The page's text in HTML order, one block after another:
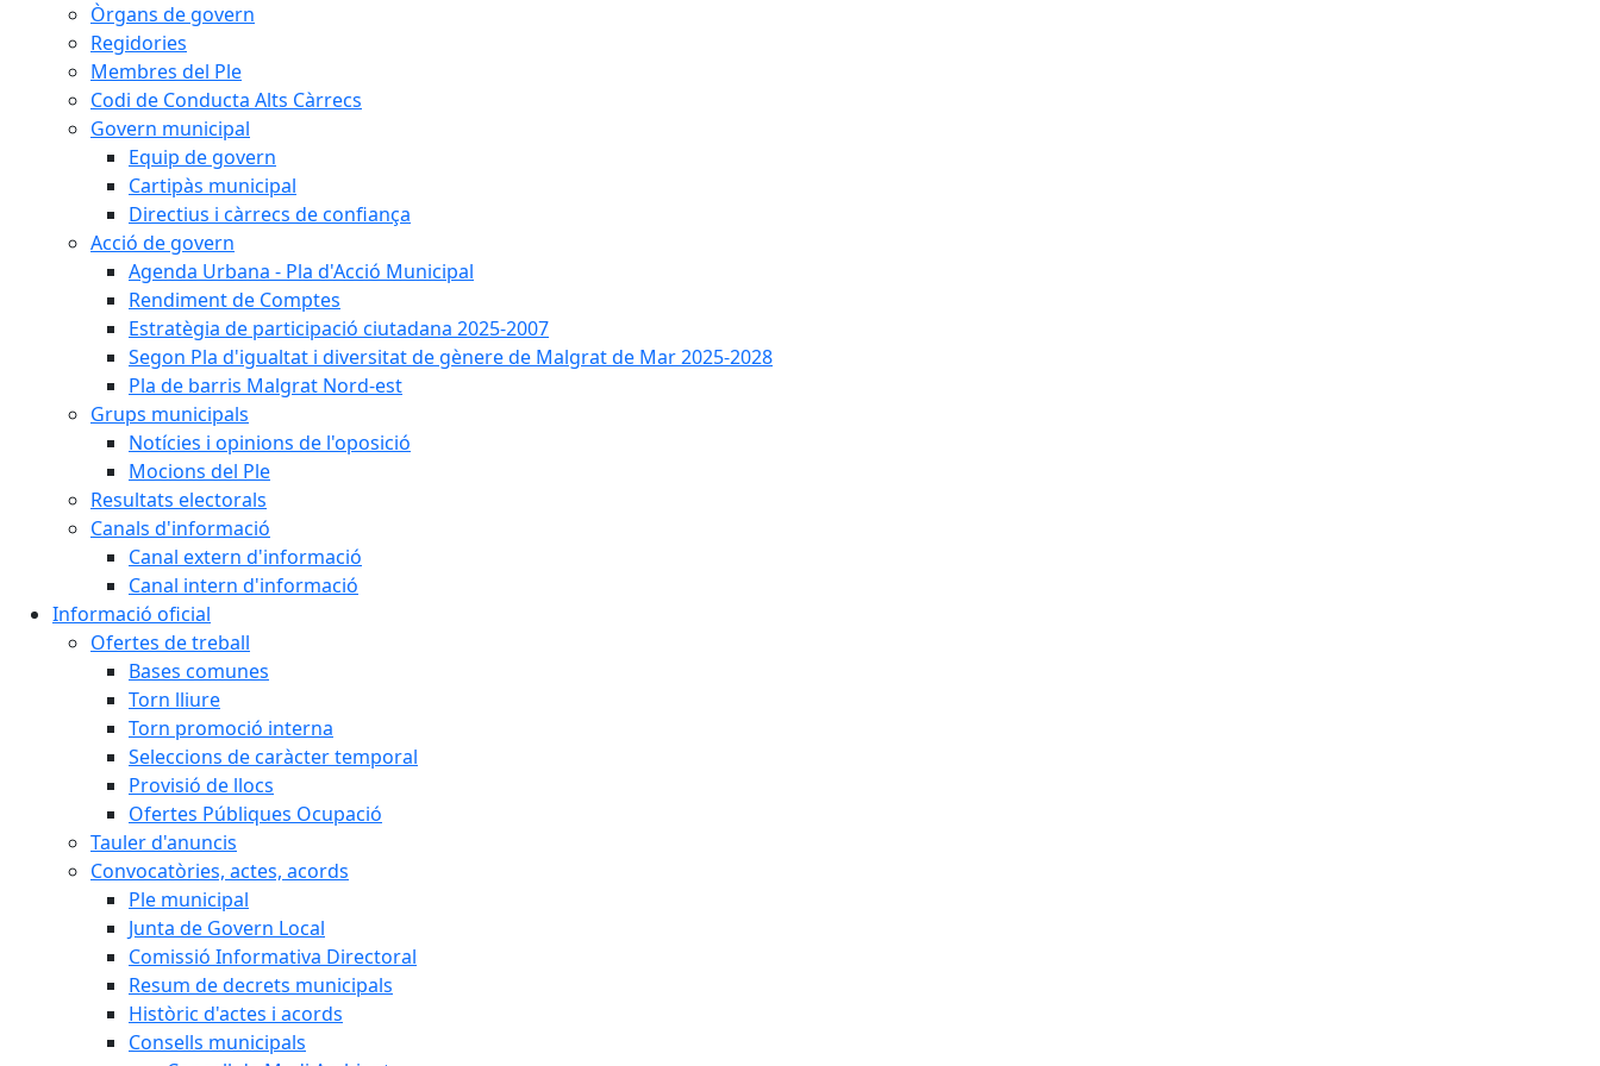
Òrgans de govern
Regidories
Membres del Ple
Codi de Conducta Alts Càrrecs
Govern municipal
Equip de govern
Cartipàs municipal
Directius i càrrecs de confiança
Acció de govern
Agenda Urbana - Pla d'Acció Municipal
Rendiment de Comptes
Estratègia de participació ciutadana 2025-2007
Segon Pla d'igualtat i diversitat de gènere de Malgrat de Mar 2025-2028
Pla de barris Malgrat Nord-est
Grups municipals
Notícies i opinions de l'oposició
Mocions del Ple
Resultats electorals
Canals d'informació
Canal extern d'informació
Canal intern d'informació
Informació oficial
Ofertes de treball
Bases comunes
Torn lliure
Torn promoció interna
Seleccions de caràcter temporal
Provisió de llocs
Ofertes Públiques Ocupació
Tauler d'anuncis
Convocatòries, actes, acords
Ple municipal
Junta de Govern Local
Comissió Informativa Directoral
Resum de decrets municipals
Històric d'actes i acords
Consells municipals